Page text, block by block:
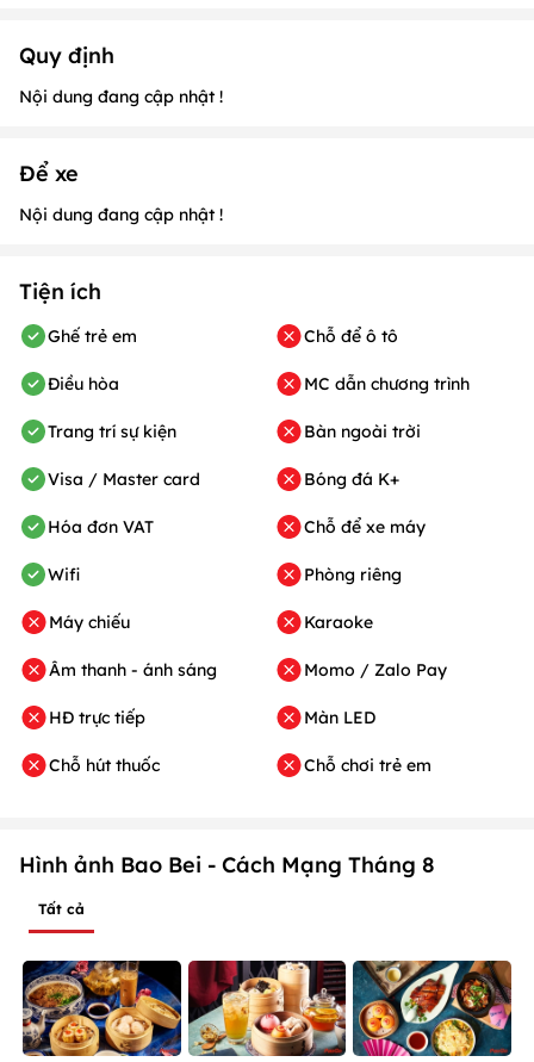
Quy định
Nội dung đang cập nhật !
Để xe
Nội dung đang cập nhật !
Tiện ích
Ghế trẻ em
Điều hòa
Trang trí sự kiện
Visa / Master card
Hóa đơn VAT
Wifi
Máy chiếu
Âm thanh - ánh sáng
HĐ trực tiếp
Chỗ hút thuốc
Chỗ để ô tô
MC dẫn chương trình
Bàn ngoài trời
Bóng đá K+
Chỗ để xe máy
Phòng riêng
Karaoke
Momo / Zalo Pay
Màn LED
Chỗ chơi trẻ em
Hình ảnh Bao Bei - Cách Mạng Tháng 8
Tất cả